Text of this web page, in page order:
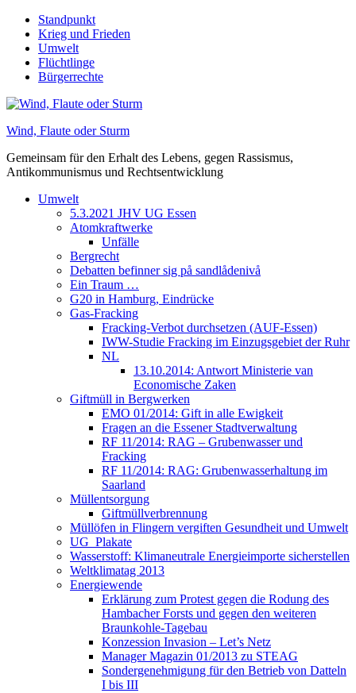
Skip
content
Standpunkt
Krieg und Frieden
Umwelt
Flüchtlinge
Bürgerrechte
Wind, Flaute oder Sturm
Gemeinsam für den Erhalt des Lebens, gegen Rassismus,
Antikommunismus und Rechtsentwicklung
Umwelt
5.3.2021 JHV UG Essen
Atomkraftwerke
Unfälle
Bergrecht
Debatten befinner sig på sandlådenivå
Ein Traum …
G20 in Hamburg, Eindrücke
Gas-Fracking
Fracking-Verbot durchsetzen (AUF-Essen)
IWW-Studie Fracking im Einzugsgebiet der Ruhr
NL
13.10.2014: Antwort Ministerie van
Economische Zaken
Giftmüll in Bergwerken
EMO 01/2014: Gift in alle Ewigkeit
Fragen an die Essener Stadtverwaltung
RF 11/2014: RAG – Grubenwasser und
Fracking
RF 11/2014: RAG: Grubenwasserhaltung im
Saarland
Müllentsorgung
Giftmüllverbrennung
Müllöfen in Flingern vergiften Gesundheit und Umwelt
UG_Plakate
Wasserstoff: Klimaneutrale Energieimporte sicherstellen
Weltklimatag 2013
Energiewende
Erklärung zum Protest gegen die Rodung des
Hambacher Forsts und gegen den weiteren
Braunkohle-Tagebau
Konzession Invasion – Let’s Netz
Manager Magazin 01/2013 zu STEAG
Sondergenehmigung für den Betrieb von Datteln
I bis III